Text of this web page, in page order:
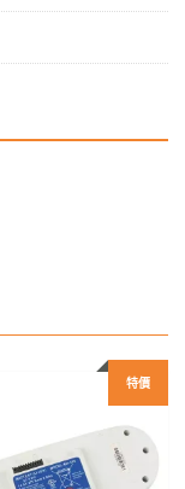
特價